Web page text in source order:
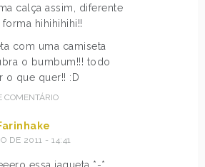
calça assim, diferente
hihihihihi!!
com uma camiseta
o bumbum!!! todo
o que quer!! :D
COMENTÁRIO
DE 2011 - 14:41
essa jaqueta *-*